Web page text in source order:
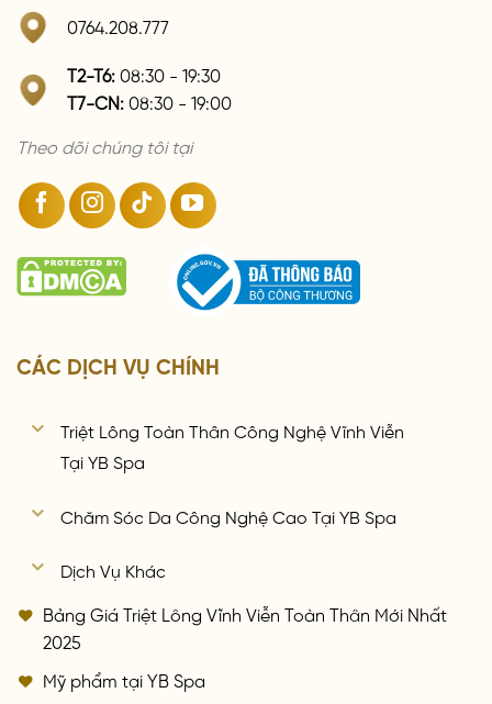
0764.208.777
T2-T6: 08:30 - 19:30
T7-CN: 08:30 - 19:00
Theo dõi chúng tôi tại
CÁC DỊCH VỤ CHÍNH
Triệt Lông Toàn Thân Công Nghệ Vĩnh Viễn
Tại YB Spa
Chăm Sóc Da Công Nghệ Cao Tại YB Spa
Dịch Vụ Khác
Bảng Giá Triệt Lông Vĩnh Viễn Toàn Thân Mới Nhất
2025
Mỹ phẩm tại YB Spa